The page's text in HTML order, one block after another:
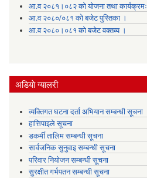
आ.व २०८१।०८२ को योजना तथा कार्यक्रमः
आ.व २०८०/०८१ को बजेट पुस्तिका ।
आ.व २०८०।०८१ को बजेट वक्तव्य ।
अडियाे ग्यालरी
व्यक्तिगत घटना दर्ता अभियान सम्बन्धी सूचना
हात्तिपाइले सूचना
डकर्मी तालिम सम्बन्धी सूचना
सार्वजनिक सुनुवाइ सम्बन्धी सूचना
परिवार नियोजन सम्बन्धी सूचना
सुरक्षीत गर्भपतन सम्बन्धी सूचना